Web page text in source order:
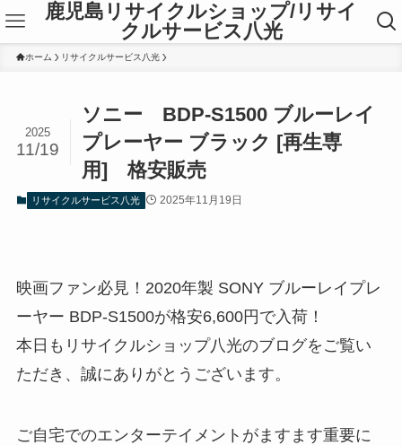
鹿児島リサイクルショップ/リサイ
クルサービス八光
ホーム リサイクルサービス八光
ソニー BDP-S1500 ブルーレイ
プレーヤー ブラック [再生専
用] 格安販売
2025
11/19
リサイクルサービス八光 2025年11月19日
映画ファン必見！2020年製 SONY ブルーレイプレ
ーヤー BDP-S1500が格安6,600円で入荷！
本日もリサイクルショップ八光のブログをご覧い
ただき、誠にありがとうございます。
ご自宅でのエンターテイメントがますます重要に